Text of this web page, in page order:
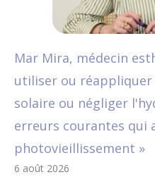
Mar Mira, médecin
utiliser ou réappliquer
solaire ou négliger
erreurs courantes qui
photovieillissement »
6 août 2026